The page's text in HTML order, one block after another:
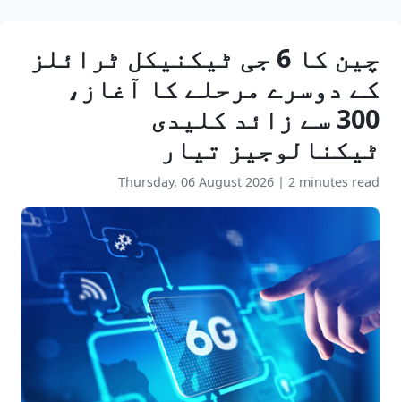
چین کا 6 جی ٹیکنیکل ٹرائلز
کے دوسرے مرحلے کا آغاز،
300 سے زائد کلیدی
ٹیکنالوجیز تیار
Thursday, 06 August 2026 | 2 minutes read